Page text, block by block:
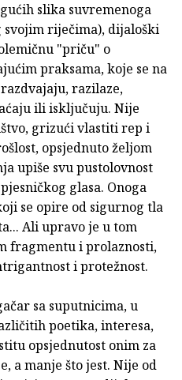
slika suvremenoga
riječima), dijaloški
"priču" o
praksama, koje se na
razilaze,
ili isključuju. Nije
grizući vlastiti rep i
opsjednuto željom
upiše svu pustolovnost
glasa. Onoga
se opire od sigurnog tla
Ali upravo je u tom
fragmentu i prolaznosti,
i protežnost.
sa suputnicima, u
poetika, interesa,
opsjednutost onim za
a manje što jest. Nije od